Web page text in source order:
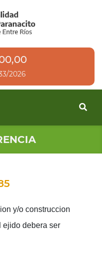
2026
y/o construccion
ejido debera ser